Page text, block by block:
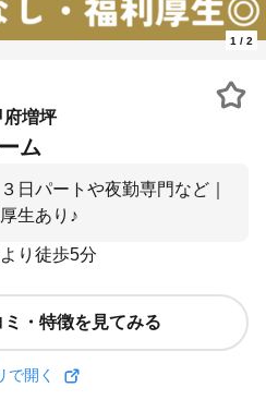
1 / 2
増坪
ム
日パートや夜勤専門など｜
生あり♪
り徒歩5分
・特徴を見てみる
で開く